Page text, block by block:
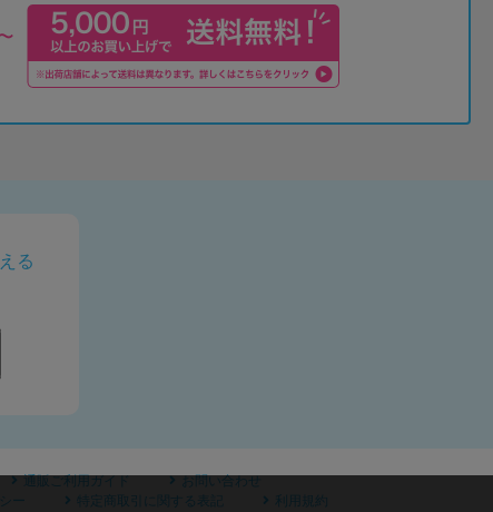
る
通販ご利用ガイド
お問い合わせ
ー 特定商取引に関する表記 利用規約